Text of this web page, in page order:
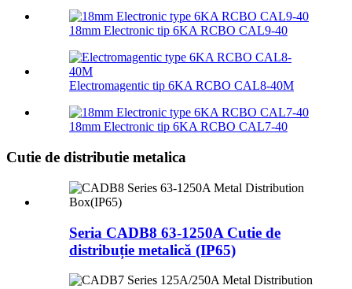
18mm Electronic tip 6KA RCBO CAL9-40
Electromagentic tip 6KA RCBO CAL8-40M
18mm Electronic tip 6KA RCBO CAL7-40
Cutie de distributie metalica
Seria CADB8 63-1250A Cutie de
distribuție metalică (IP65)